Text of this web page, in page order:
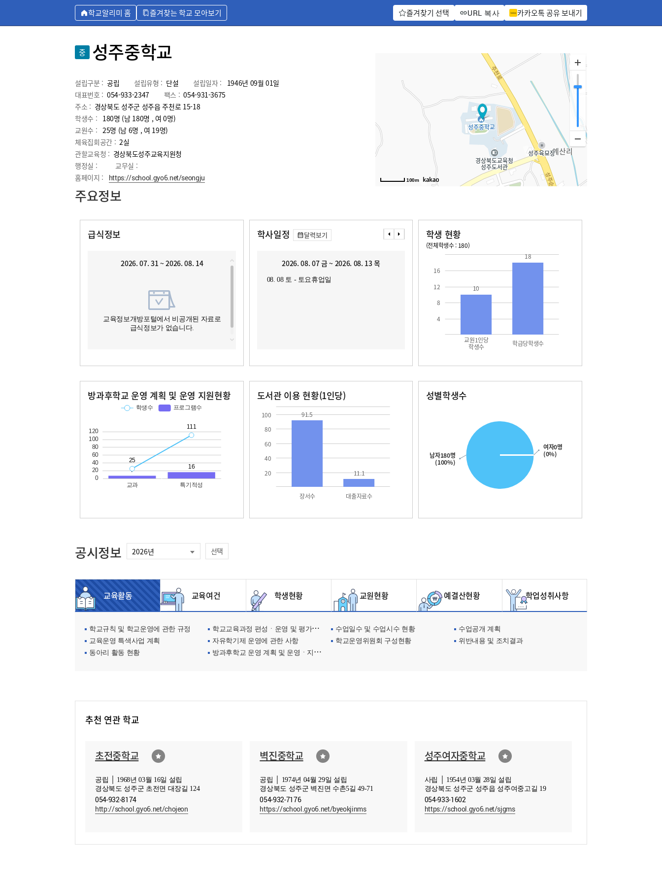
학교알리미 홈 즐겨찾는 학교 모아보기 즐겨찾기 선택 URL 복사 카카오톡 공유 보내기
중 성주중학교
설립구분 : 공립 설립유형 : 단설 설립일자 :
1946년 09월 01일
대표번호 : 054-933-2347 팩스 : 054-931-3675
주소 : 경상북도 성주군 성주읍 주천로 15-18
학생수 : 180명 (남 180명 , 여 0명)
교원수 : 25명 (남 6명 , 여 19명)
체육집회공간 : 2실
관할교육청 : 경상북도성주교육지원청
행정실 :
교무실 :
홈페이지 :
https://school.gyo6.net/seongju 100m
주요정보
급식정보
2026. 07. 31 ~ 2026. 08. 14
교육정보개방포털에서 비공개된 자료로
급식정보가 없습니다.
학사일정 달력보기
2026. 08. 07 금 ~ 2026. 08. 13 목
08. 08 토 - 토요휴업일
2026. 08. 14 금 ~ 2026. 08. 20 목
08. 17 월 - 대체공휴일
학생 현황
(전체학생수 : 180)
4
8
12
16
교원1인당
학생수 학급당학생수
10
18
방과후학교 운영 계획 및 운영 지원현황 도서관 이용 현황(1인당)
20
40
60
80
100
장서수 대출자료수
91.5
11.1
성별학생수
남자180명
(100%)
여자0명
(0%)
공시정보 선택
교육활동 교육여건 학생현황 교원현황 예결산현황 학업성취사항
학교규칙 및 학교운영에 관한 규정 학교교육과정 편성ㆍ운영 및 평가에 관한 사항 수업일수 및 수업시수 현황
수업공개 계획
교육운영 특색사업 계획
자유학기제 운영에 관한 사항 학교운영위원회 구성현황
위반내용 및 조치결과
동아리 활동 현황
방과후학교 운영 계획 및 운영ㆍ지원현황
추천 연관 학교
초전중학교
공립 │ 1968년 03월 16일 설립
경상북도 성주군 초전면 대장길 124
054-932-8174
http://school.gyo6.net/chojeon
벽진중학교
공립 │ 1974년 04월 29일 설립
경상북도 성주군 벽진면 수촌5길 49-71
054-932-7176
https://school.gyo6.net/byeokjinms
성주여자중학교
사립 │ 1954년 03월 28일 설립
경상북도 성주군 성주읍 성주여중고길 19
054-933-1602
https://school.gyo6.net/sjgms